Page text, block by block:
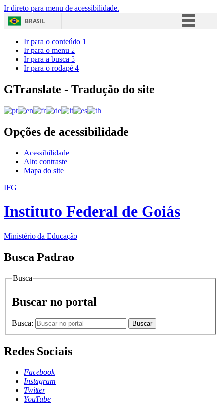
Ir direto para menu de acessibilidade.
BRASIL
Acesso à informação
Ir para o conteúdo 1
Ir para o menu 2
Ir para a busca 3
Ir para o rodapé 4
GTranslate - Tradução do site
Opções de acessibilidade
Acessibilidade
Alto contraste
Mapa do site
IFG
Instituto Federal de Goiás
Ministério da Educação
Busca Padrao
Busca
Buscar no portal
Busca: Buscar
Redes Sociais
Facebook
Instagram
Twitter
YouTube